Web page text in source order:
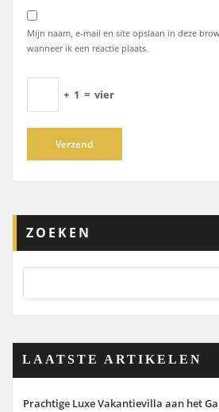
Mijn naam, e-mail en site opslaan in deze
wanneer ik een reactie plaats.
+ 1 = vier
ZOEKEN
LAATSTE ARTIKELEN
Prachtige Luxe Vakantievilla aan het